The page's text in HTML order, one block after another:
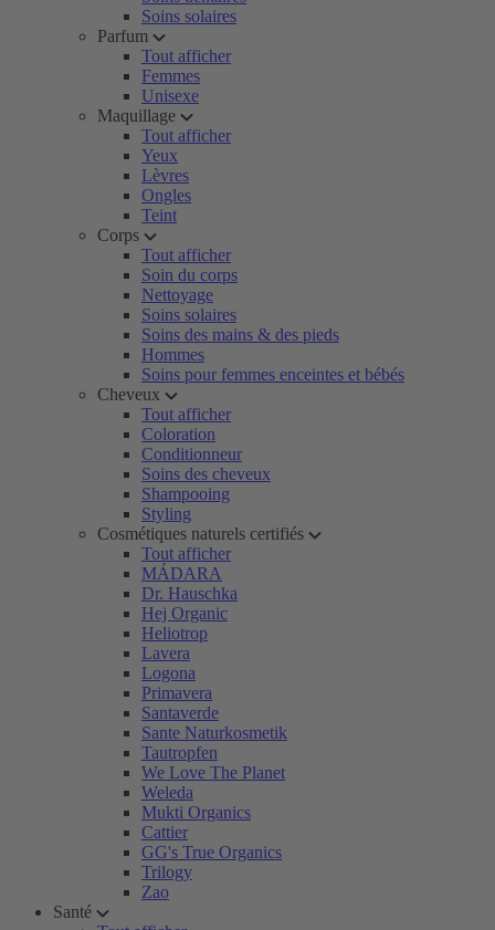
Soins solaires
Parfum
Tout afficher
Femmes
Unisexe
Maquillage
Tout afficher
Yeux
Lèvres
Ongles
Teint
Corps
Tout afficher
Soin du corps
Nettoyage
Soins solaires
Soins des mains & des pieds
Hommes
Soins pour femmes enceintes et bébés
Cheveux
Tout afficher
Coloration
Conditionneur
Soins des cheveux
Shampooing
Styling
Cosmétiques naturels certifiés
Tout afficher
MÁDARA
Dr. Hauschka
Hej Organic
Heliotrop
Lavera
Logona
Primavera
Santaverde
Sante Naturkosmetik
Tautropfen
We Love The Planet
Weleda
Mukti Organics
Cattier
GG's True Organics
Trilogy
Zao
Santé